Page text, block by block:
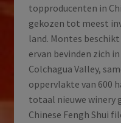
topproducenten in
gekozen tot meest
land. Montes
ervan bevinden zich
Colchagua Valley,
oppervlakte van 600
totaal nieuwe winery
Chinese Fengh Shui